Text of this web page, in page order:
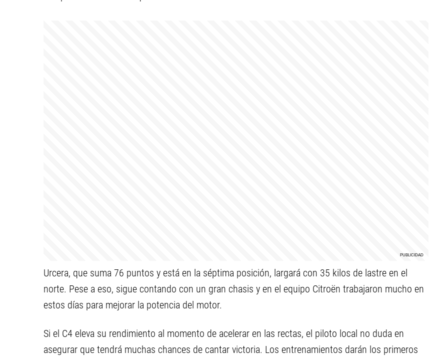
Urcera, que suma 76 puntos y está en la séptima posición, largará con 35 kilos de lastre en el
norte. Pese a eso, sigue contando con un gran chasis y en el equipo Citroën trabajaron mucho en
estos días para mejorar la potencia del motor.
Si el C4 eleva su rendimiento al momento de acelerar en las rectas, el piloto local no duda en
asegurar que tendrá muchas chances de cantar victoria. Los entrenamientos darán los primeros